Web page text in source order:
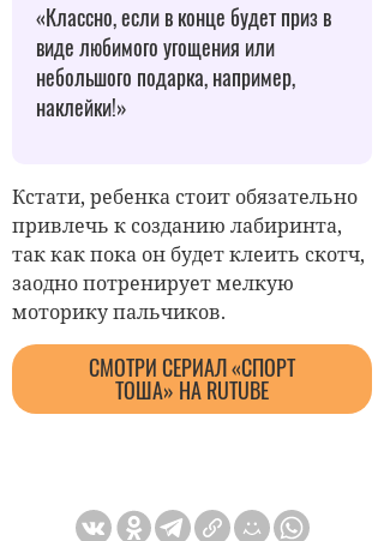
«Классно, если в конце будет приз в
виде любимого угощения или
небольшого подарка, например,
наклейки!»
Кстати, ребенка стоит обязательно
привлечь к созданию лабиринта,
так как пока он будет клеить скотч,
заодно потренирует мелкую
моторику пальчиков.
CМОТРИ СЕРИАЛ «СПОРТ
ТОША» НА RUTUBE